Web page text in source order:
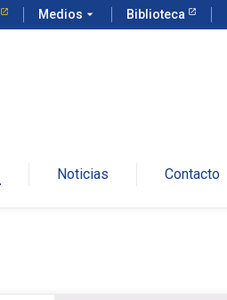
Medios arrow_drop_down Biblioteca
Noticias Contacto